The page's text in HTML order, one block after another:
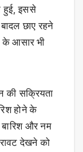
हुई, इससे
छाए रहने
के आसार भी
की सक्रियता
होने के
और नम
देखने को